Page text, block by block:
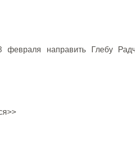
направить Глебу